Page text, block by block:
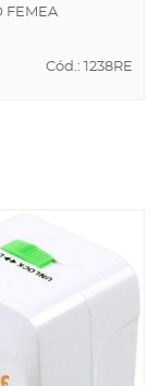
FEMEA
Cód.: 1238RE